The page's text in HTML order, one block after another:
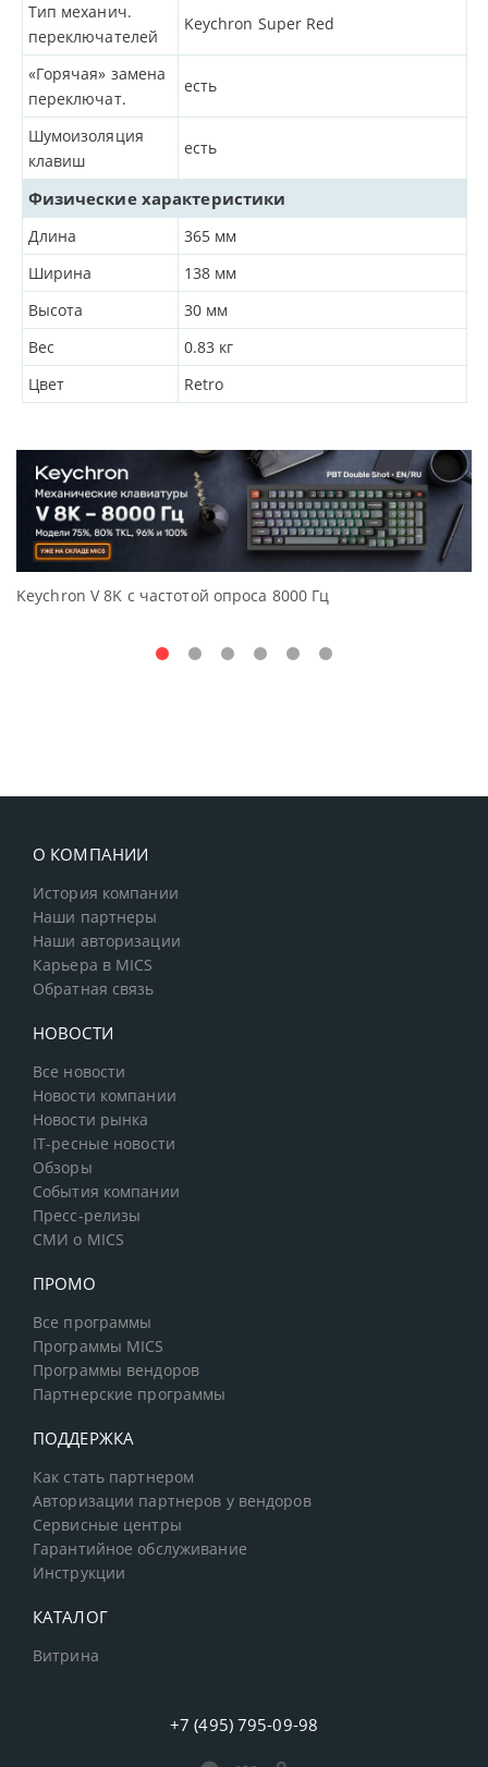
Тип механич.
переключателей
Keychron Super Red
«Горячая» замена
переключат.
есть
Шумоизоляция
клавиш
есть
Физические характеристики
Длина 365 мм
Ширина
138 мм
Высота
30 мм
Вес
0.83 кг
Цвет
Retro
Keychron V 8K с частотой опроса 8000 Гц
О КОМПАНИИ
История компании
Наши партнеры
Наши авторизации
Карьера в MICS
Обратная связь
НОВОСТИ
Все новости
Новости компании
Новости рынка
IT-ресные новости
Обзоры
События компании
Пресс-релизы
СМИ о MICS
ПРОМО
Все программы
Программы MICS
Программы вендоров
Партнерские программы
ПОДДЕРЖКА
Как стать партнером
Авторизации партнеров у вендоров
Сервисные центры
Гарантийное обслуживание
Инструкции
КАТАЛОГ
Витрина
+7 (495) 795-09-98